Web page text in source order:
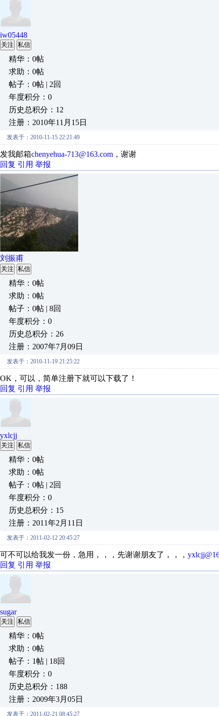
iw05448
关注 私信
精华：0帖
求助：0帖
帖子：0帖 | 2回
年度积分：0
历史总积分：12
注册：2010年11月15日
发表于：2010-11-15 22:21:49
发我邮箱chenyehua-713@163.com ，谢谢
回复 引用 举报
刘振甫
关注 私信
精华：0帖
求助：0帖
帖子：0帖 | 8回
年度积分：0
历史总积分：26
注册：2007年7月09日
发表于：2010-11-19 21:25:22
OK，可以，简单注册下就可以下载了！
回复 引用 举报
yxlcjj
关注 私信
精华：0帖
求助：0帖
帖子：0帖 | 2回
年度积分：0
历史总积分：15
注册：2011年2月11日
发表于：2011-02-12 20:45:27
可不可以给我发一份，急用，，，先谢谢朋友了，，，
回复 引用 举报
sugar
关注 私信
精华：0帖
求助：0帖
帖子：1帖 | 18回
年度积分：0
历史总积分：188
注册：2009年3月05日
发表于：2011-02-21 08:45:27